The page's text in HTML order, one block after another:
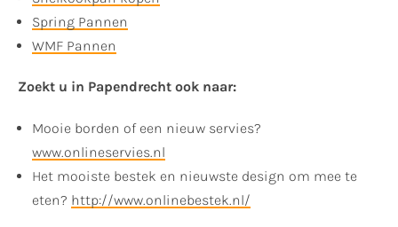
Spring Pannen
WMF Pannen
Zoekt u in Papendrecht ook naar:
Mooie borden of een nieuw servies?
www.onlineservies.nl
Het mooiste bestek en nieuwste design om mee te
eten? http://www.onlinebestek.nl/